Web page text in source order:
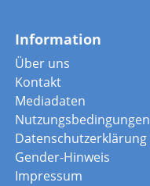
Information
Über uns
Kontakt
Mediadaten
Nutzungsbedingungen
Datenschutzerklärung
Gender-Hinweis
Impressum